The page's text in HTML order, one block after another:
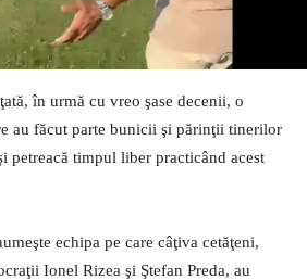
în urmă cu vreo şase decenii, o
au făcut parte bunicii şi părinţii tinerilor
petreacă timpul liber practicând acest
echipa pe care câţiva cetăţeni,
Ionel Rizea şi Ştefan Preda, au